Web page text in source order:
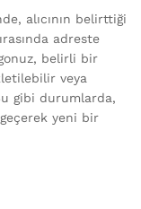
alıcının belirttiği
adreste
belirli bir
veya
gibi durumlarda,
yeni bir